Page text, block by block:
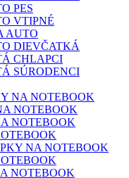
PES
VTIPNÉ
AUTO
DIEVČATKÁ
CHLAPCI
SÚRODENCI
NA NOTEBOOK
NOTEBOOK
NOTEBOOK
NA NOTEBOOK
NOTEBOOK